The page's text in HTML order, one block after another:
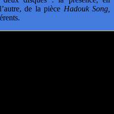
de la pièce Hadouk Song,